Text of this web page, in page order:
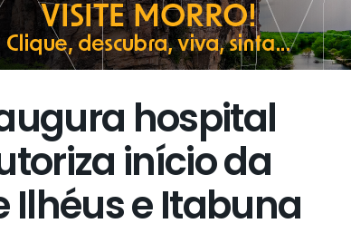
hospital
início da
Ilhéus e Itabuna